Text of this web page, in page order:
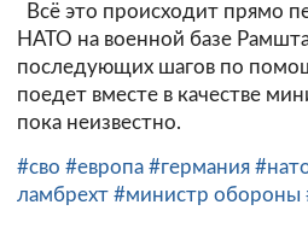
Всё это происходит прямо
НАТО на военной базе
последующих шагов по
поедет вместе в качестве
пока неизвестно.
#сво #европа #германия
ламбрехт #министр обороны